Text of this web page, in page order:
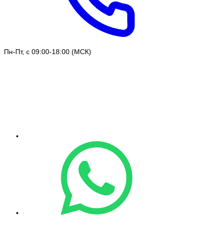
Пн-Пт, с 09:00-18:00 (МСК)